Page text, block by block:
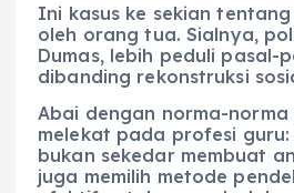
Ini kasus ke sekian
oleh orang tua. Sialnya,
Dumas, lebih peduli pasal-
dibanding rekonstruksi
Abai dengan norma-
melekat pada profesi
bukan sekedar membuat
juga memilih metode